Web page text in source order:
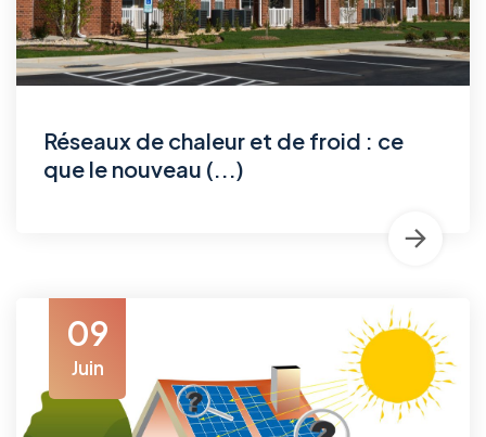
Réseaux de chaleur et de froid : ce
que le nouveau (...)
09
Juin